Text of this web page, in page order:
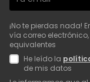
¡No te pierdas nada!
vía correo
equivalentes
He leído la
de mis datos